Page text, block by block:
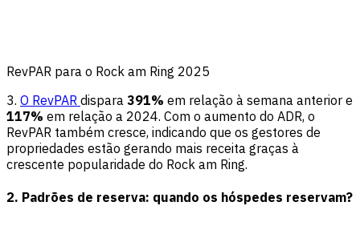
RevPAR para o Rock am Ring 2025
3. O RevPAR dispara 391% em relação à semana anterior e
117% em relação a 2024. Com o aumento do ADR, o
RevPAR também cresce, indicando que os gestores de
propriedades estão gerando mais receita graças à
crescente popularidade do Rock am Ring.
2. Padrões de reserva: quando os hóspedes reservam?